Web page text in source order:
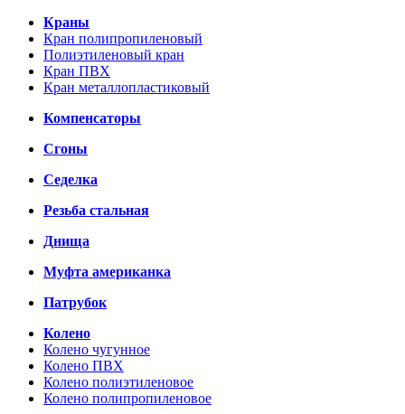
Краны
Кран полипропиленовый
Полиэтиленовый кран
Кран ПВХ
Кран металлопластиковый
Компенсаторы
Сгоны
Седелка
Резьба стальная
Днища
Муфта американка
Патрубок
Колено
Колено чугунное
Колено ПВХ
Колено полиэтиленовое
Колено полипропиленовое